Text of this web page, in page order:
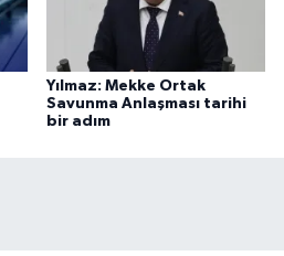
Yılmaz: Mekke Ortak
Savunma Anlaşması tarihi
bir adım